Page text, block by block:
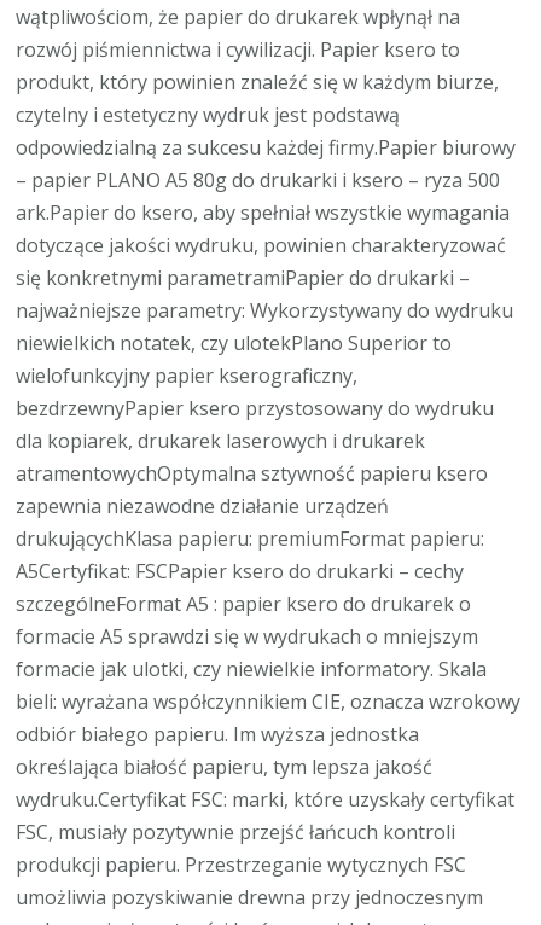
wątpliwościom, że papier do drukarek wpłynął na
rozwój piśmiennictwa i cywilizacji. Papier ksero to
produkt, który powinien znaleźć się w każdym biurze,
czytelny i estetyczny wydruk jest podstawą
odpowiedzialną za sukcesu każdej firmy.Papier biurowy
– papier PLANO A5 80g do drukarki i ksero – ryza 500
ark.Papier do ksero, aby spełniał wszystkie wymagania
dotyczące jakości wydruku, powinien charakteryzować
się konkretnymi parametramiPapier do drukarki –
najważniejsze parametry: Wykorzystywany do wydruku
niewielkich notatek, czy ulotekPlano Superior to
wielofunkcyjny papier kserograficzny,
bezdrzewnyPapier ksero przystosowany do wydruku
dla kopiarek, drukarek laserowych i drukarek
atramentowychOptymalna sztywność papieru ksero
zapewnia niezawodne działanie urządzeń
drukującychKlasa papieru: premiumFormat papieru:
A5Certyfikat: FSCPapier ksero do drukarki – cechy
szczególneFormat A5 : papier ksero do drukarek o
formacie A5 sprawdzi się w wydrukach o mniejszym
formacie jak ulotki, czy niewielkie informatory. Skala
bieli: wyrażana współczynnikiem CIE, oznacza wzrokowy
odbiór białego papieru. Im wyższa jednostka
określająca białość papieru, tym lepsza jakość
wydruku.Certyfikat FSC: marki, które uzyskały certyfikat
FSC, musiały pozytywnie przejść łańcuch kontroli
produkcji papieru. Przestrzeganie wytycznych FSC
umożliwia pozyskiwanie drewna przy jednoczesnym